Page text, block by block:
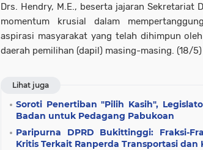
Drs. Hendry, M.E., beserta jajaran Sekretariat
momentum krusial dalam
aspirasi masyarakat yang telah dihimpun
daerah pemilihan (dapil) masing-masing. (18/5)
Lihat juga
Soroti Penertiban "Pilih Kasih",
Badan untuk Pedagang Pabukoan
Paripurna DPRD Bukittinggi: Fraksi-
Kritis Terkait Ranperda Transportasi dan